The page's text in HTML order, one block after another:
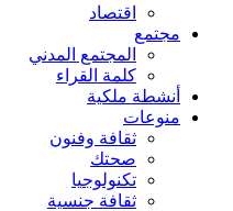
اقتصاد
مجتمع
المجتمع المدني
كلمة القراء
أنشطة ملكية
منوعات
ثقافة وفنون
صحتك
تكنولوجيا
ثقافة جنسية